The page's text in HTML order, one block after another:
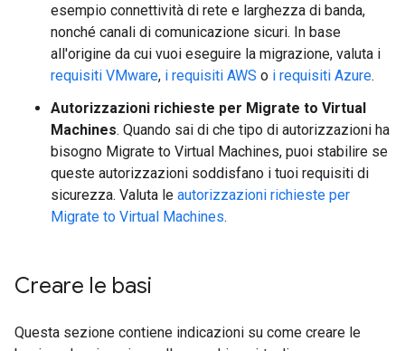
esempio connettività di rete e larghezza di banda,
nonché canali di comunicazione sicuri. In base
all'origine da cui vuoi eseguire la migrazione, valuta i
requisiti VMware, i requisiti AWS o i requisiti Azure.
Autorizzazioni richieste per Migrate to Virtual
Machines. Quando sai di che tipo di autorizzazioni ha
bisogno Migrate to Virtual Machines, puoi stabilire se
queste autorizzazioni soddisfano i tuoi requisiti di
sicurezza. Valuta le autorizzazioni richieste per
Migrate to Virtual Machines.
Creare le basi
Questa sezione contiene indicazioni su come creare le